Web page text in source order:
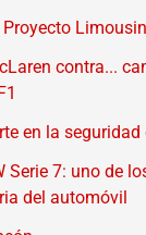
contra...
en la
Serie 7: uno de
del automóvil